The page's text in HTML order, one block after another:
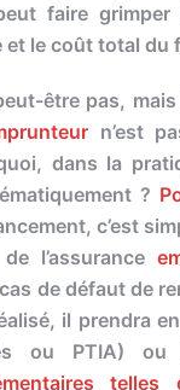
faire
et le coût total du
être pas,
n’est
dans la
?
c’est
l’assurance
de défaut de
il prendra
ou PTIA) ou